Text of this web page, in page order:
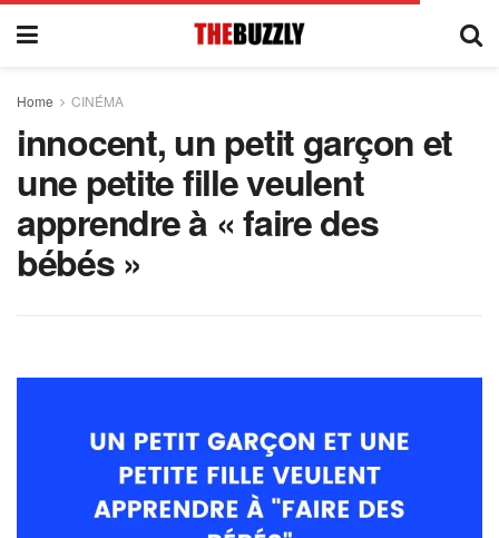
Home CINÉMA
innocent, un petit garçon et
une petite fille veulent
apprendre à « faire des
bébés »